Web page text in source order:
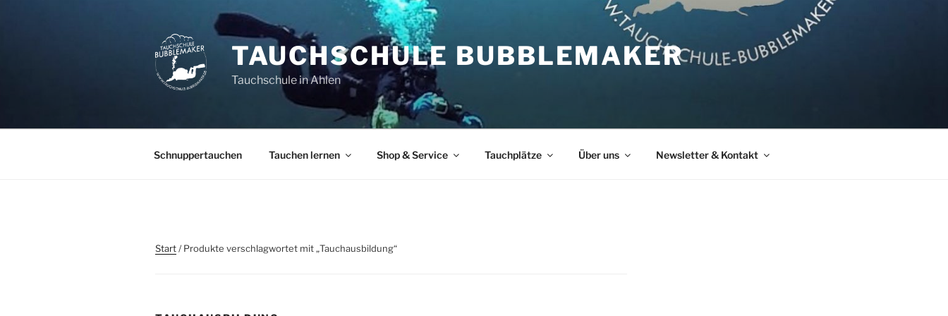
TAUCHSCHULE BUBBLEMAKER
Tauchschule in Ahlen
Schnuppertauchen Tauchen lernen Shop & Service Tauchplätze Über uns Newsletter & Kontakt
Start/ Produkte verschlagwortet mit „Tauchausbildung“